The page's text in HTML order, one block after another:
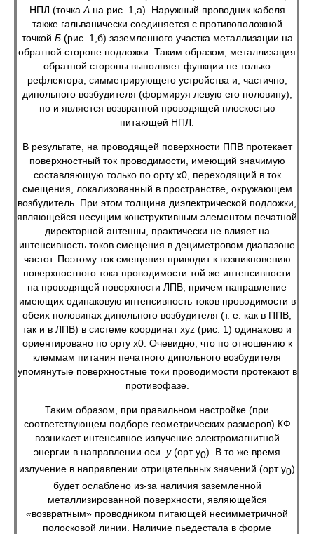
НПЛ (точка А на рис. 1,а). Наружный проводник кабеля
также гальванически соединяется с противоположной
точкой Б (рис. 1,б) заземленного участка металлизации на
обратной стороне подложки. Таким образом, металлизация
обратной стороны выполняет функции не только
рефлектора, симметрирующего устройства и, частично,
дипольного возбудителя (формируя левую его половину),
но и является возвратной проводящей плоскостью
питающей НПЛ.
В результате, на проводящей поверхности ППВ протекает
поверхностный ток проводимости, имеющий значимую
составляющую только по орту х0, переходящий в ток
смещения, локализованный в пространстве, окружающем
возбудитель. При этом толщина диэлектрической подложки,
являющейся несущим конструктивным элементом печатной
директорной антенны, практически не влияет на
интенсивность токов смещения в дециметровом диапазоне
частот. Поэтому ток смещения приводит к возникновению
поверхностного тока проводимости той же интенсивности
на проводящей поверхности ЛПВ, причем направление
имеющих одинаковую интенсивность токов проводимости в
обеих половинах дипольного возбудителя (т. е. как в ППВ,
так и в ЛПВ) в системе координат xyz (рис. 1) одинаково и
ориентировано по орту х0. Очевидно, что по отношению к
клеммам питания печатного дипольного возбудителя
упомянутые поверхностные токи проводимости протекают в
противофазе.
Таким образом, при правильном настройке (при
соответствующем подборе геометрических размеров) КФ
возникает интенсивное излучение электромагнитной
энергии в направлении оси у(орт у0). В то же время
излучение в направлении отрицательных значений (орт у0)
будет ослаблено из-за наличия заземленной
металлизированной поверхности, являющейся
«возвратным» проводником питающей несимметричной
полосковой линии. Наличие пьедестала в форме